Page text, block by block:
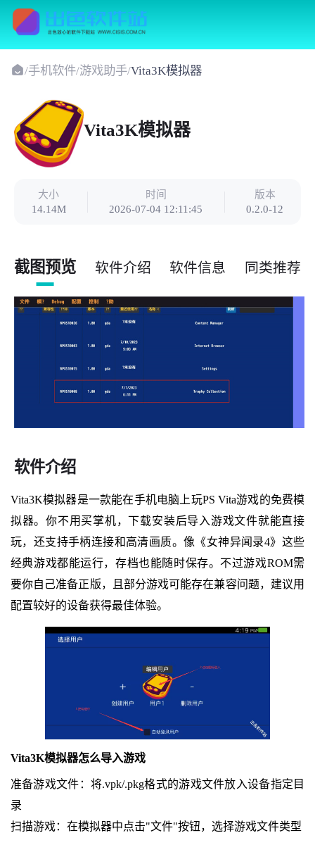
/手机软件/游戏助手/Vita3K模拟器
Vita3K模拟器
大小
14.14M
时间
2026-07-04 12:11:45
版本
0.2.0-12
截图预览 软件介绍 软件信息 同类推荐
软件介绍
Vita3K模拟器是一款能在手机电脑上玩PS Vita游戏的免费模
拟器。你不用买掌机，下载安装后导入游戏文件就能直接
玩，还支持手柄连接和高清画质。像《女神异闻录4》这些
经典游戏都能运行，存档也能随时保存。不过游戏ROM需
要你自己准备正版，且部分游戏可能存在兼容问题，建议用
配置较好的设备获得最佳体验。
Vita3K模拟器怎么导入游戏
准备游戏文件：将.vpk/.pkg格式的游戏文件放入设备指定目
录
扫描游戏：在模拟器中点击"文件"按钮，选择游戏文件类型